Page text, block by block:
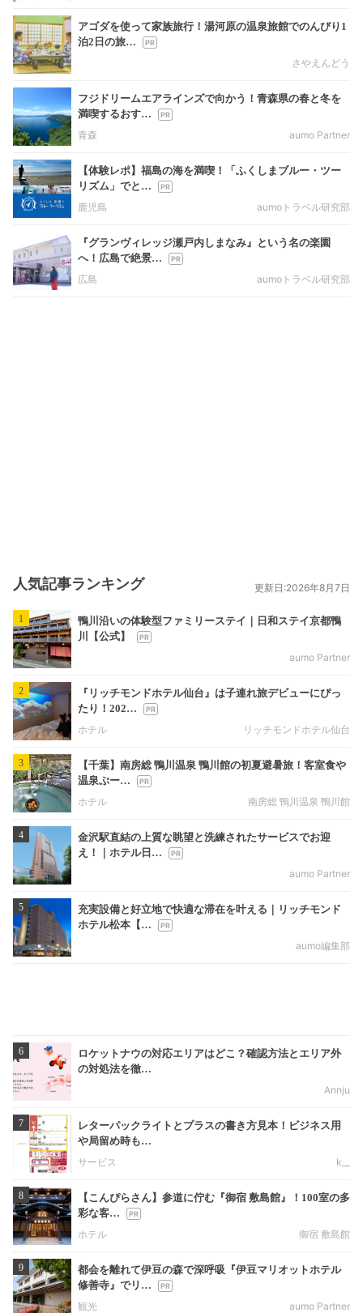
アゴダを使って家族旅行！湯河原の温泉旅館でのんびり1
泊2日の旅…
さやえんどう
フジドリームエアラインズで向かう！青森県の春と冬を
満喫するおす…
青森
aumo Partner
【体験レポ】福島の海を満喫！「ふくしまブルー・ツー
リズム」でと…
鹿児島
aumoトラベル研究部
『グランヴィレッジ瀬戸内しまなみ』という名の楽園
へ！広島で絶景…
広島
aumoトラベル研究部
人気記事ランキング 更新日:2026年8月7日
1
鴨川沿いの体験型ファミリーステイ｜日和ステイ京都鴨
川【公式】
aumo Partner
2
『リッチモンドホテル仙台』は子連れ旅デビューにぴっ
たり！202…
ホテル
リッチモンドホテル仙台
3
【千葉】南房総 鴨川温泉 鴨川館の初夏避暑旅！客室食や
温泉ぷー…
ホテル
南房総 鴨川温泉 鴨川館
4
金沢駅直結の上質な眺望と洗練されたサービスでお迎
え！｜ホテル日…
aumo Partner
5
充実設備と好立地で快適な滞在を叶える｜リッチモンド
ホテル松本【…
aumo編集部
6
ロケットナウの対応エリアはどこ？確認方法とエリア外
の対処法を徹…
Annju
7
レターパックライトとプラスの書き方見本！ビジネス用
や局留め時も…
サービス
k__
8
【こんぴらさん】参道に佇む『御宿 敷島館』！100室の多
彩な客…
ホテル
御宿 敷島館
9
都会を離れて伊豆の森で深呼吸『伊豆マリオットホテル
修善寺』でリ…
観光
aumo Partner